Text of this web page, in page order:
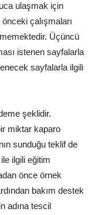
ulaşmak için
çalışmaları
Üçüncü
istenen sayfalarla
sayfalarla ilgili
şeklidir.
miktar kaparo
sunduğu teklif de
ilgili eğitim
önce örnek
bakım destek
adına tescil